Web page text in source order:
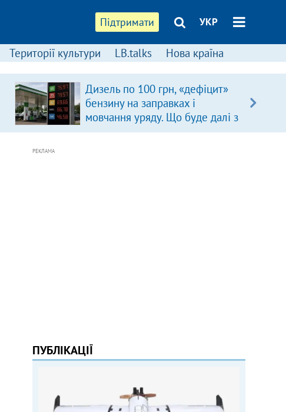
Підтримати УКР
Території культури LB.talks Нова країна
Дизель по 100 грн, «дефіцит»
бензину на заправках і
мовчання уряду. Що буде далі з
цінами на пальне?
РЕКЛАМА
ПУБЛІКАЦІЇ